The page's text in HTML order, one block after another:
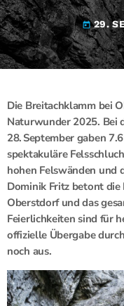
today 29.
Die Breitachklamm bei
Naturwunder 2025. Bei
28. September gaben
spektakuläre
hohen Felswänden und
Dominik Fritz betont
Oberstdorf und das
Feierlichkeiten sind für
offizielle Übergabe
noch aus.